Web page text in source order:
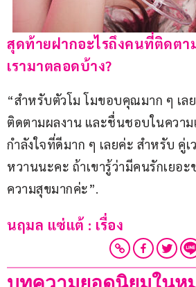
สุดท้ายฝากอะไรถึงคนที่ติดตา
เรามาตลอดบ้าง?
“สำหรับตัวโม โมขอบคุณมาก ๆ เ
ติดตามผลงาน และชื่นชอบในควา
กำลังใจที่ดีมาก ๆ เลยค่ะ สำหรับ คู่
หวานนะคะ ถ้าเขารู้ว่ามีคนรักเยอ
ความสุขมากค่ะ”.
นฤมล แซ่แต้ : เรื่อง